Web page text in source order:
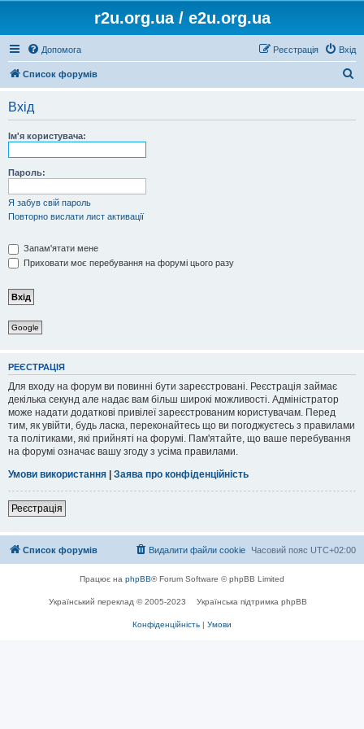
r2u.org.ua / e2u.org.ua
Допомога Вхід
Реєстрація
Список форумів
Вхід
Ім'я користувача:
Пароль:
Я забув свій пароль
Повторно вислати лист активації
Запам'ятати мене
Приховати моє перебування на форумі цього разу
Google
РЕЄСТРАЦІЯ
Для входу на форум ви повинні бути зареєстровані. Реєстрація займає
декілька секунд але надає вам більш широкі можливості. Адміністратор
може надати додаткові привілеї зареєстрованим користувачам. Перед
тим, як увійти, будь ласка, переконайтесь що ви погоджуєтесь з правилами
та політиками, які прийняті на форумі. Пам'ятайте, що ваше перебування
на форумі означає вашу згоду з усіма правилами.
Умови використання | Заява про конфіденційність
Реєстрація
Список форумів Часовий пояс UTC+02:00
Видалити файли cookie
Працює на phpBB® Forum Software © phpBB Limited
Український переклад © 2005-2023 Українська підтримка phpBB
Конфіденційність | Умови